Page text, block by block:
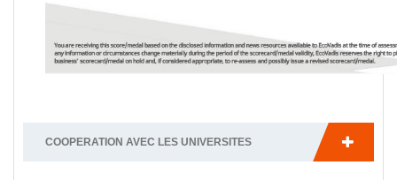
COOPERATION AVEC LES UNIVERSITES